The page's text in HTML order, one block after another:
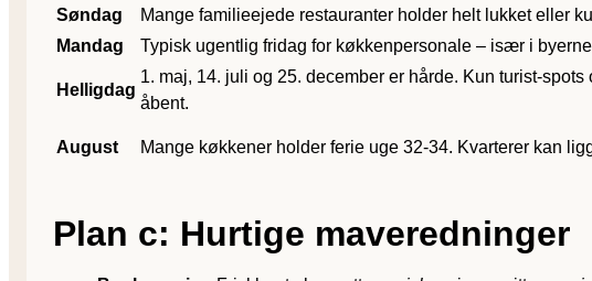
Søndag
Mange familieejede restauranter holder helt lukket eller
Mandag
Typisk ugentlig fridag for køkkenpersonale – især i
Helligdag
1. maj, 14. juli og 25. december er hårde. Kun turist-
åbent.
August Mange køkkener holder ferie uge 32-34. Kvarterer kan
Plan c: Hurtige maveredninger